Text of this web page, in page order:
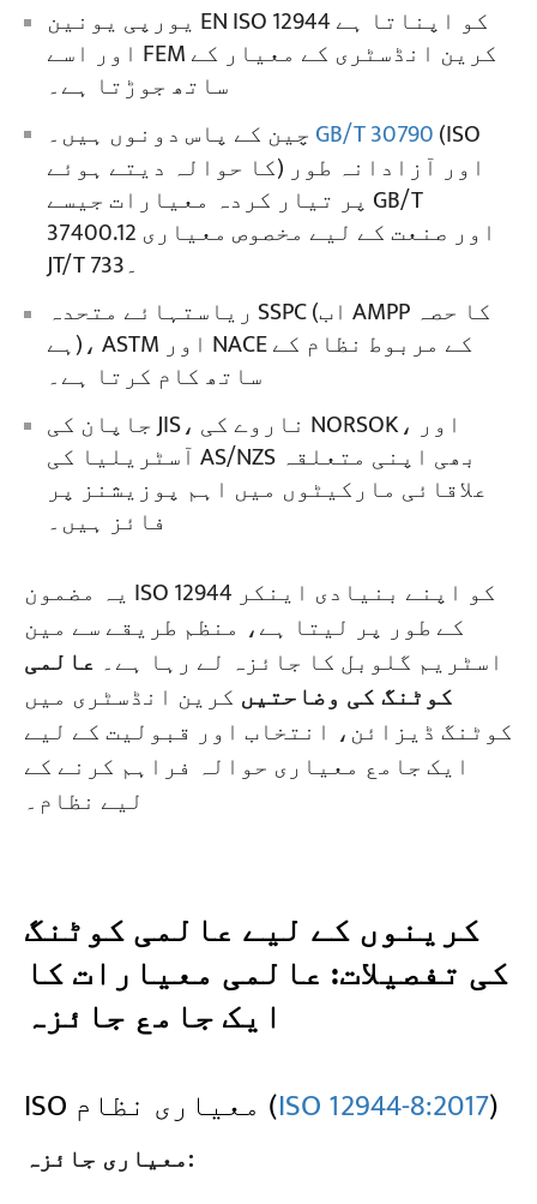
یورپی یونین EN ISO 12944 کو اپناتا ہے
اور اسے FEM کرین انڈسٹری کے معیار کے
ساتھ جوڑتا ہے۔
GB/T 30790(ISO
کا حوالہ دیتے ہوئے) اور آزادانہ طور
پر تیار کردہ معیارات جیسے GB/T
37400.12 اور صنعت کے لیے مخصوص معیاری
JT/T 733۔
ریاستہائے متحدہ SSPC (اب AMPP کا حصہ
ہے)، ASTM اور NACE کے مربوط نظام کے
ساتھ کام کرتا ہے۔
جاپان کی JIS، ناروے کی NORSOK، اور
آسٹریلیا کی AS/NZS بھی اپنی متعلقہ
علاقائی مارکیٹوں میں اہم پوزیشنز پر
فائز ہیں۔
یہ مضمون ISO 12944 کو اپنے بنیادی اینکر
کے طور پر لیتا ہے، منظم طریقے سے مین
اسٹریم گلوبل کا جائزہ لے رہا ہے۔ عالمی
کوٹنگ کی وضاحتیں کرین انڈسٹری میں
کوٹنگ ڈیزائن، انتخاب اور قبولیت کے لیے
ایک جامع معیاری حوالہ فراہم کرنے کے
لیے نظام۔
کرینوں کے لیے عالمی کوٹنگ
کی تفصیلات: عالمی معیارات کا
ایک جامع جائزہ
ISO معیاری نظام (ISO 12944-8:2017)
معیاری جائزہ: